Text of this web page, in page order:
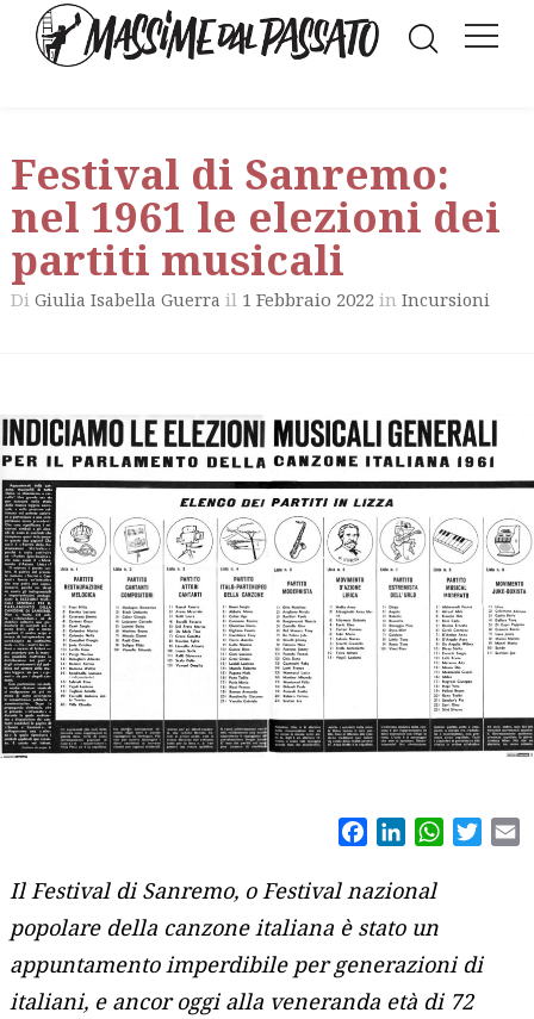
Festival di Sanremo:
nel 1961 le elezioni dei
partiti musicali
Di Giulia Isabella Guerra il 1 Febbraio 2022 in Incursioni
FacebookLinkedIn
Il Festival di Sanremo, o Festival nazional
popolare della canzone italiana è stato un
appuntamento imperdibile per generazioni di
italiani, e ancor oggi alla veneranda età di 72